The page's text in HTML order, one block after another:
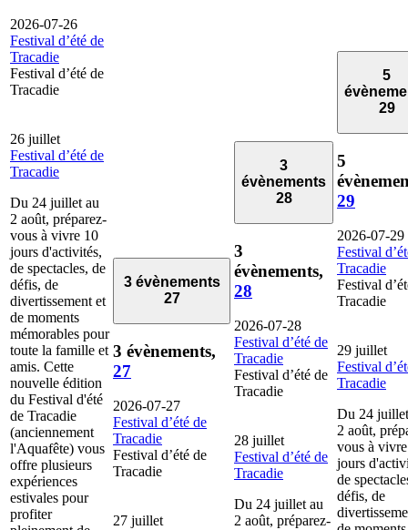
2026-07-26
Festival d’été de
Tracadie
Festival d’été de
Tracadie
26 juillet
Festival d’été de
Tracadie
Du 24 juillet au
2 août, préparez-
vous à vivre 10
jours d'activités,
de spectacles, de
défis, de
divertissement et
de moments
mémorables pour
toute la famille et
amis. Cette
nouvelle édition
du Festival d'été
de Tracadie
(anciennement
l'Aquafête) vous
offre plusieurs
expériences
estivales pour
profiter
3 évènements
27
3 évènements,
27
2026-07-27
Festival d’été de
Tracadie
Festival d’été de
Tracadie
27 juillet
3
évènements
28
3
évènements,
28
2026-07-28
Festival d’été de
Tracadie
Festival d’été de
Tracadie
28 juillet
Festival d’été de
Tracadie
Du 24 juillet au
2 août, préparez-
5
29
5
29
2026-07-29
Festival
Tracadie
Festival
Tracadie
29 juillet
Festival
Tracadie
Du 24
2 août,
vous à
jours
de
défis, de